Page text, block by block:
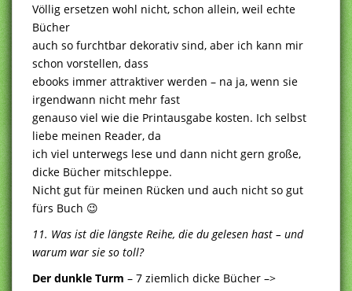
Völlig ersetzen wohl nicht, schon allein, weil echte
Bücher
auch so furchtbar dekorativ sind, aber ich kann mir
schon vorstellen, dass
ebooks immer attraktiver werden – na ja, wenn sie
irgendwann nicht mehr fast
genauso viel wie die Printausgabe kosten. Ich selbst
liebe meinen Reader, da
ich viel unterwegs lese und dann nicht gern große,
dicke Bücher mitschleppe.
Nicht gut für meinen Rücken und auch nicht so gut
fürs Buch 😉
11. Was ist die längste Reihe, die du gelesen hast – und
warum war sie so toll?
Der dunkle Turm – 7 ziemlich dicke Bücher –>